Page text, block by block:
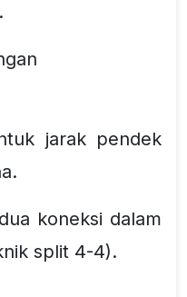
jarak pendek
koneksi dalam
split 4-4).